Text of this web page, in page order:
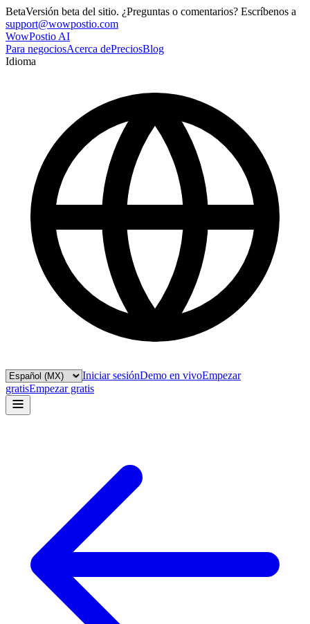
BetaVersión beta del sitio. ¿Preguntas o comentarios? Escríbenos a
support@wowpostio.com
WowPostio AI
Para negociosAcerca dePreciosBlog
Idioma
Iniciar sesiónDemo en vivoEmpezar
gratisEmpezar gratis